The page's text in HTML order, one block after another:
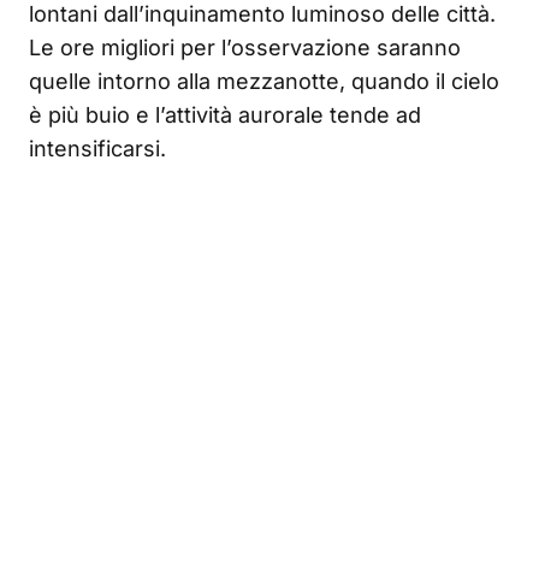
lontani dall’inquinamento luminoso delle città.
Le ore migliori per l’osservazione saranno
quelle intorno alla mezzanotte, quando il cielo
è più buio e l’attività aurorale tende ad
intensificarsi.